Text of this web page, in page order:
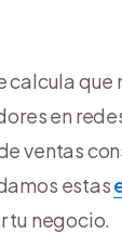
calcula
en
ventas
estas
tu negocio.